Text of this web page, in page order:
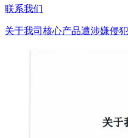
联系我们
关于我司核心产品遭涉嫌侵